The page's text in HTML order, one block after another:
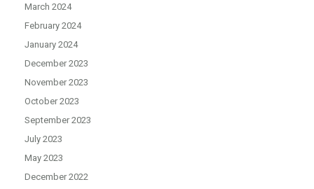
March 2024
February 2024
January 2024
December 2023
November 2023
October 2023
September 2023
July 2023
May 2023
December 2022